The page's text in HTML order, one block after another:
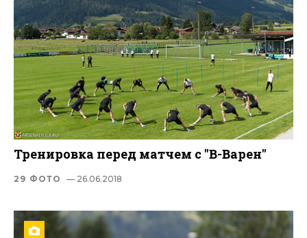
Тренировка перед матчем с "В-Варен"
29 ФОТО — 26.06.2018